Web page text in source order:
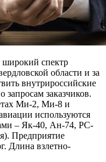
спектр
области и за
внутрироссийские
заказчиков.
Ми-2, Ми-8 и
используются
– Як-40, Ан-74, PC-
Предприятие
Длина взлетно-